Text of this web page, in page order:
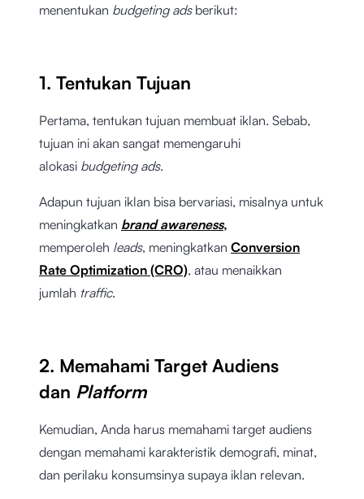
menentukan budgeting adsberikut:
1. Tentukan Tujuan
Pertama, tentukan tujuan membuat iklan. Sebab,
tujuan ini akan sangat memengaruhi
alokasi budgeting ads.
Adapun tujuan iklan bisa bervariasi, misalnya untuk
meningkatkan brand awareness,
memperoleh leads, meningkatkan Conversion
Rate Optimization (CRO), atau menaikkan
jumlah traffic.
2. Memahami Target Audiens
dan Platform
Kemudian, Anda harus memahami target audiens
dengan memahami karakteristik demografi, minat,
dan perilaku konsumsinya supaya iklan relevan.